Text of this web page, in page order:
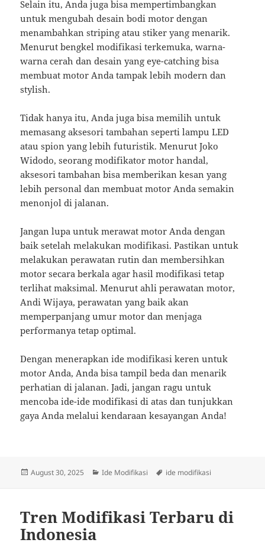
Selain itu, Anda juga bisa mempertimbangkan
untuk mengubah desain bodi motor dengan
menambahkan striping atau stiker yang menarik.
Menurut bengkel modifikasi terkemuka, warna-
warna cerah dan desain yang eye-catching bisa
membuat motor Anda tampak lebih modern dan
stylish.
Tidak hanya itu, Anda juga bisa memilih untuk
memasang aksesori tambahan seperti lampu LED
atau spion yang lebih futuristik. Menurut Joko
Widodo, seorang modifikator motor handal,
aksesori tambahan bisa memberikan kesan yang
lebih personal dan membuat motor Anda semakin
menonjol di jalanan.
Jangan lupa untuk merawat motor Anda dengan
baik setelah melakukan modifikasi. Pastikan untuk
melakukan perawatan rutin dan membersihkan
motor secara berkala agar hasil modifikasi tetap
terlihat maksimal. Menurut ahli perawatan motor,
Andi Wijaya, perawatan yang baik akan
memperpanjang umur motor dan menjaga
performanya tetap optimal.
Dengan menerapkan ide modifikasi keren untuk
motor Anda, Anda bisa tampil beda dan menarik
perhatian di jalanan. Jadi, jangan ragu untuk
mencoba ide-ide modifikasi di atas dan tunjukkan
gaya Anda melalui kendaraan kesayangan Anda!
Posted
August 30, 2025 Categories
Ide Modifikasi Tags
ide modifikasi
Tren Modifikasi Terbaru di
Indonesia